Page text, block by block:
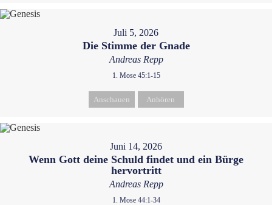
Juli 5, 2026
Die Stimme der Gnade
Andreas Repp
1. Mose 45:1-15
Anschauen Anhören
Juni 14, 2026
Wenn Gott deine Schuld findet und ein Bürge
hervortritt
Andreas Repp
1. Mose 44:1-34